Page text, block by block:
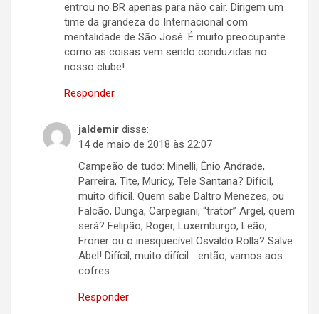
entrou no BR apenas para não cair. Dirigem um
time da grandeza do Internacional com
mentalidade de São José. É muito preocupante
como as coisas vem sendo conduzidas no
nosso clube!
Responder
jaldemir disse:
14 de maio de 2018 às 22:07
Campeão de tudo: Minelli, Ênio Andrade,
Parreira, Tite, Muricy, Tele Santana? Difícil,
muito difícil. Quem sabe Daltro Menezes, ou
Falcão, Dunga, Carpegiani, “trator” Argel, quem
será? Felipão, Roger, Luxemburgo, Leão,
Froner ou o inesquecível Osvaldo Rolla? Salve
Abel! Difícil, muito difícil… então, vamos aos
cofres…
Responder